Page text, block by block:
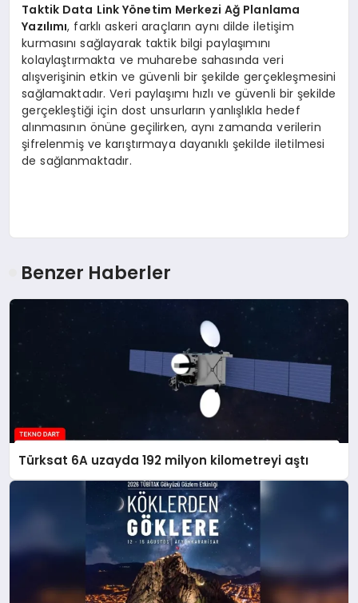
Taktik Data Link Yönetim Merkezi Ağ Planlama
Yazılımı, farklı askeri araçların aynı dilde iletişim
kurmasını sağlayarak taktik bilgi paylaşımını
kolaylaştırmakta ve muharebe sahasında veri
alışverişinin etkin ve güvenli bir şekilde gerçekleşmesini
sağlamaktadır. Veri paylaşımı hızlı ve güvenli bir şekilde
gerçekleştiği için dost unsurların yanlışlıkla hedef
alınmasının önüne geçilirken, aynı zamanda verilerin
şifrelenmiş ve karıştırmaya dayanıklı şekilde iletilmesi
de sağlanmaktadır.
Benzer Haberler
Türksat 6A uzayda 192 milyon kilometreyi aştı